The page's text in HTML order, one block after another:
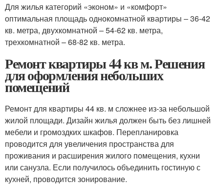
Для жилья категорий «эконом» и «комфорт»
оптимальная площадь однокомнатной квартиры – 36-42
кв. метра, двухкомнатной – 54-62 кв. метра,
трехкомнатной – 68-82 кв. метра.
Ремонт квартиры 44 кв м. Решения
для оформления небольших
помещений
Ремонт для квартиры 44 кв. м сложнее из-за небольшой
жилой площади. Дизайн жилья должен быть без лишней
мебели и громоздких шкафов. Перепланировка
проводится для увеличения пространства для
проживания и расширения жилого помещения, кухни
или санузла. Если получилось объединить гостиную с
кухней, проводится зонирование.